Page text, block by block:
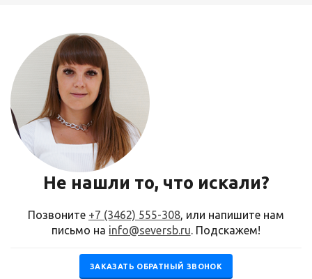
Не нашли то, что искали?
Позвоните +7 (3462) 555-308, или напишите нам
письмо на info@seversb.ru. Подскажем!
ЗАКАЗАТЬ ОБРАТНЫЙ ЗВОНОК